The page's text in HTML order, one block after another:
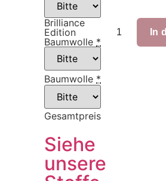
Brilliance
Edition
Baumwolle *
Baumwolle *
Gesamtpreis
In
Siehe
unsere